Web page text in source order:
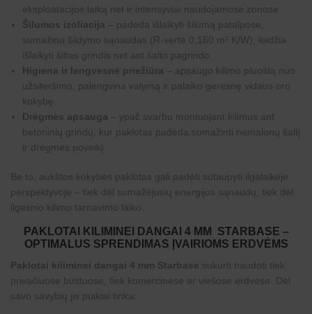
eksploatacijos laiką net ir intensyviai naudojamose zonose.
Šilumos izoliacija – padeda išlaikyti šilumą patalpose,
sumažina šildymo sąnaudas (R-vertė 0,160 m² K/W), leidžia
išlaikyti šiltas grindis net ant šalto pagrindo.
Higiena ir lengvesnė priežiūra – apsaugo kilimo pluoštą nuo
užsiteršimo, palengvina valymą ir palaiko geresnę vidaus oro
kokybę.
Drėgmės apsauga – ypač svarbu montuojant kilimus ant
betoninių grindų, kur paklotas padeda sumažinti nemalonų šaltį
ir drėgmės poveikį.
Be to, aukštos kokybės paklotas gali padėti sutaupyti ilgalaikėje
perspektyvoje – tiek dėl sumažėjusių energijos sąnaudų, tiek dėl
ilgesnio kilimo tarnavimo laiko.
PAKLOTAI KILIMINEI DANGAI 4 MM STARBASE –
OPTIMALUS SPRENDIMAS ĮVAIRIOMS ERDVĖMS
Paklotai kiliminei dangai 4 mm Starbase sukurti naudoti tiek
privačiuose būstuose, tiek komercinėse ar viešose erdvėse. Dėl
savo savybių jis puikiai tinka: